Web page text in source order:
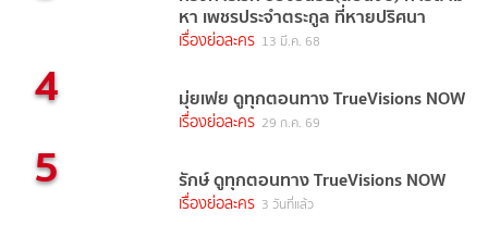
หา เพชรประจำตระกูล ที่หายปริศนา
เรื่องย่อละคร 13 มี.ค. 68
4 มุ่ยเฟย ดูทุกตอนทาง TrueVisions NOW
เรื่องย่อละคร 29 ก.ค. 69
5 รักษ์ ดูทุกตอนทาง TrueVisions NOW
เรื่องย่อละคร 3 วันที่แล้ว